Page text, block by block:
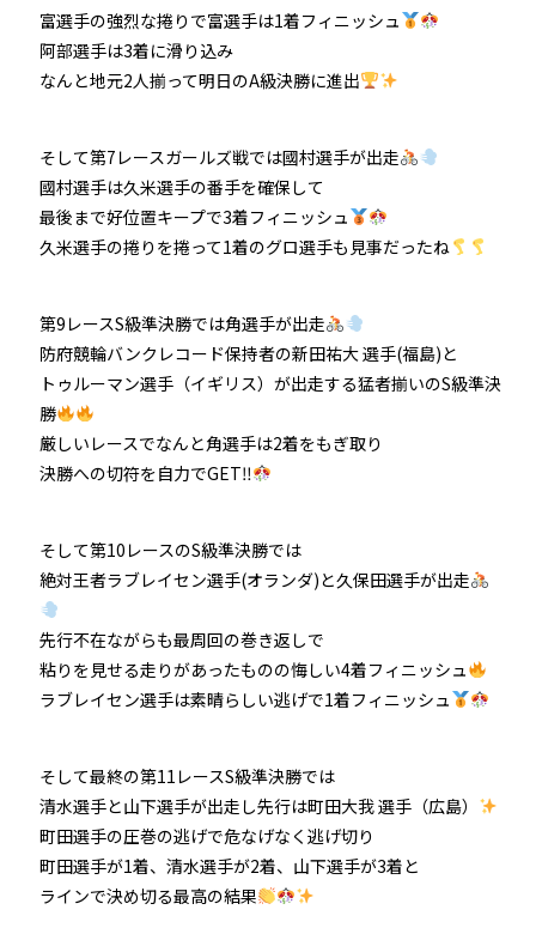
富選手の強烈な捲りで富選手は1着フィニッシュ
阿部選手は3着に滑り込み
なんと地元2人揃って明日のA級決勝に進出
そして第7レースガールズ戦では國村選手が出走
國村選手は久米選手の番手を確保して
最後まで好位置キープで3着フィニッシュ
久米選手の捲りを捲って1着のグロ選手も見事だったね
第9レースS級準決勝では角選手が出走
防府競輪バンクレコード保持者の新田祐大 選手(福島)と
トゥルーマン選手（イギリス）が出走する猛者揃いのS級準決
勝
厳しいレースでなんと角選手は2着をもぎ取り
決勝への切符を自力でGET‼
そして第10レースのS級準決勝では
絶対王者ラブレイセン選手(オランダ)と久保田選手が出走
先行不在ながらも最周回の巻き返しで
粘りを見せる走りがあったものの悔しい4着フィニッシュ
ラブレイセン選手は素晴らしい逃げで1着フィニッシュ
そして最終の第11レースS級準決勝では
清水選手と山下選手が出走し先行は町田大我 選手（広島）
町田選手の圧巻の逃げで危なげなく逃げ切り
町田選手が1着、清水選手が2着、山下選手が3着と
ラインで決め切る最高の結果